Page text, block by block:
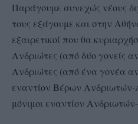
Παράγουμε συνεχώς νέους
τους εξάγουμε και στην
εξαιρετικοί που θα
Ανδριώτες (από δύο γονείς
Ανδριώτες (από ένα γονέα
εναντίον Βέρων
μόνιμοι εναντίον